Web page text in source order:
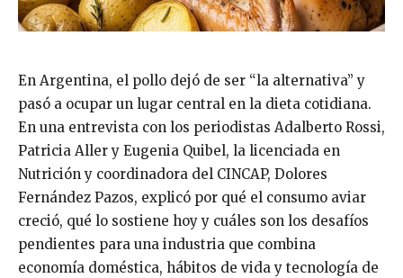
En Argentina, el pollo dejó de ser “la alternativa” y
pasó a ocupar un lugar central en la dieta cotidiana.
En una entrevista con los periodistas Adalberto Rossi,
Patricia Aller y Eugenia Quibel, la licenciada en
Nutrición y coordinadora del CINCAP, Dolores
Fernández Pazos, explicó por qué el consumo aviar
creció, qué lo sostiene hoy y cuáles son los desafíos
pendientes para una industria que combina
economía doméstica, hábitos de vida y tecnología de